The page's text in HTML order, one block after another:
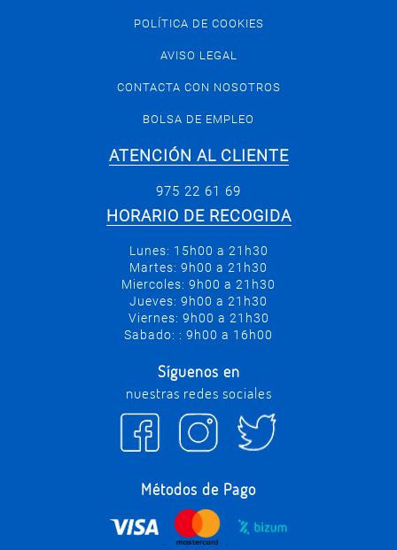
POLÍTICA DE COOKIES
AVISO LEGAL
CONTACTA CON NOSOTROS
BOLSA DE EMPLEO
ATENCIÓN AL CLIENTE
975 22 61 69
HORARIO DE RECOGIDA
Lunes: 15h00 a 21h30
Martes: 9h00 a 21h30
Miercoles: 9h00 a 21h30
Jueves: 9h00 a 21h30
Viernes: 9h00 a 21h30
Sabado: : 9h00 a 16h00
Síguenos en
nuestras redes sociales
Métodos de Pago
. .